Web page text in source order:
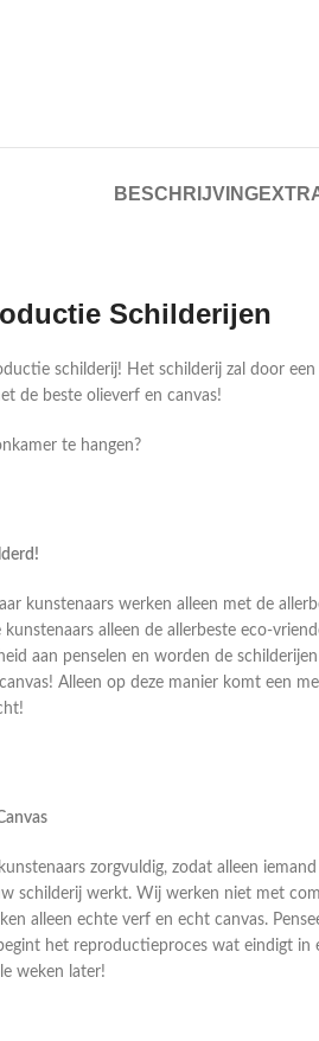
BESCHRIJVING
Schilderijen
schilderij! Het schilderij zal door
de beste olieverf en canvas!
te hangen?
kunstenaars werken alleen met de
alleen de allerbeste eco-
aan penselen en worden de
Alleen op deze manier komt een
zorgvuldig, zodat alleen
schilderij werkt. Wij werken niet met
alleen echte verf en echt canvas.
het reproductieproces wat eindigt in
weken later!